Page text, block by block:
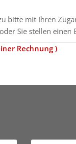
bitte mit Ihren
Sie stellen einen
Rechnung )